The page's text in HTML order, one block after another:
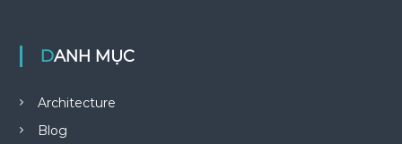
DANH MỤC
Architecture
Blog